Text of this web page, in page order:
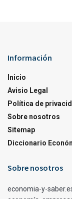
Información
Inicio
Avisio Legal
Política de
Sobre nosotros
Sitemap
Diccionario
Sobre nosotros
economia-y-